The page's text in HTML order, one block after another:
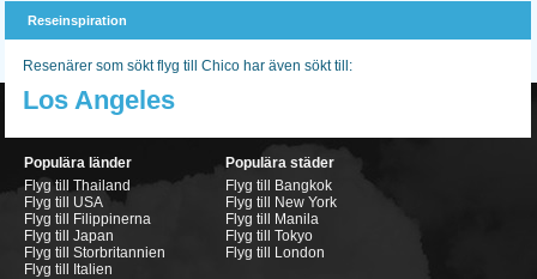
Reseinspiration
Resenärer som sökt flyg till Chico har även sökt till:
Los Angeles
Populära länder
Flyg till Thailand
Flyg till USA
Flyg till Filippinerna
Flyg till Japan
Flyg till Storbritannien
Flyg till Italien
Populära städer
Flyg till Bangkok
Flyg till New York
Flyg till Manila
Flyg till Tokyo
Flyg till London